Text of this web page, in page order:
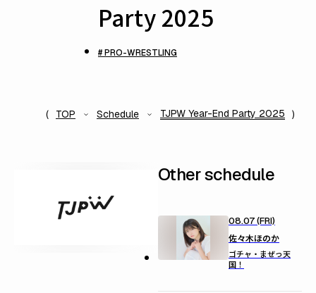
Party 2025
# PRO-WRESTLING
TOP Schedule TJPW Year-End Party 2025
Other schedule
08.07 (FRI)
佐々木ほのか
ゴチャ・まぜっ天
国！